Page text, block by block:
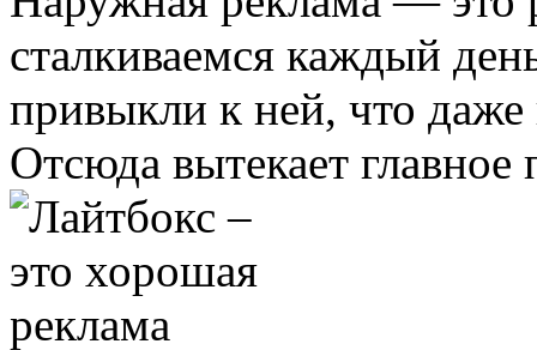
сталкиваемся каждый
привыкли к ней, что
Отсюда вытекает главное